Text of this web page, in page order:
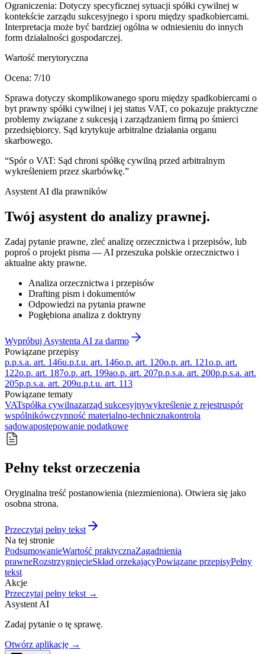
Ograniczenia: Dotyczy specyficznej sytuacji spółki cywilnej w
kontekście zarządu sukcesyjnego i sporu między spadkobiercami.
Interpretacja może być bardziej ogólna w odniesieniu do innych
form działalności gospodarczej.
Wartość merytoryczna
Ocena: 7/10
Sprawa dotyczy skomplikowanego sporu między spadkobiercami o
byt prawny spółki cywilnej i jej status VAT, co pokazuje praktyczne
problemy związane z sukcesją i zarządzaniem firmą po śmierci
przedsiębiorcy. Sąd krytykuje arbitralne działania organu
skarbowego.
“Spór o VAT: Sąd chroni spółkę cywilną przed arbitralnym
wykreśleniem przez skarbówkę.”
Asystent AI dla prawników
Twój asystent do analizy prawnej.
Zadaj pytanie prawne, zleć analizę orzecznictwa i przepisów, lub
poproś o projekt pisma — AI przeszuka polskie orzecznictwo i
aktualne akty prawne.
Analiza orzecznictwa i przepisów
Drafting pism i dokumentów
Odpowiedzi na pytania prawne
Pogłębiona analiza z doktryny
Wypróbuj Asystenta AI za darmo
Powiązane przepisy
p.p.s.a. art. 146u.p.t.u. art. 146o.p. art. 120o.p. art. 121o.p. art.
122o.p. art. 187o.p. art. 199ao.p. art. 207p.p.s.a. art. 200p.p.s.a. art.
205p.p.s.a. art. 209u.p.t.u. art. 113
Powiązane tematy
VATspółka cywilnazarząd sukcesyjnywykreślenie z rejestruspór
wspólnikówczynność materialno-technicznakontrola
sądowapostępowanie podatkowe
Pełny tekst orzeczenia
Oryginalna treść postanowienia (niezmieniona). Otwiera się jako
osobna strona.
Przeczytaj pełny tekst
Na tej stronie
PodsumowanieWartość praktycznaZagadnienia
prawneRozstrzygnięcieSkład orzekającyPowiązane przepisyPełny
tekst
Akcje
Przeczytaj pełny tekst →
Asystent AI
Zadaj pytanie o tę sprawę.
Otwórz aplikację →